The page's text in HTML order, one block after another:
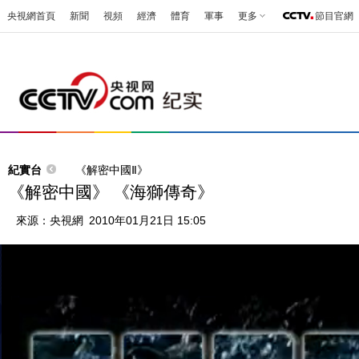
央視網首頁 新聞 視頻 經濟 體育 軍事 更多 節目官網
紀實台 《解密中國Ⅱ》
《解密中國》 《海獅傳奇》
來源： 央視網 2010年01月21日 15:05